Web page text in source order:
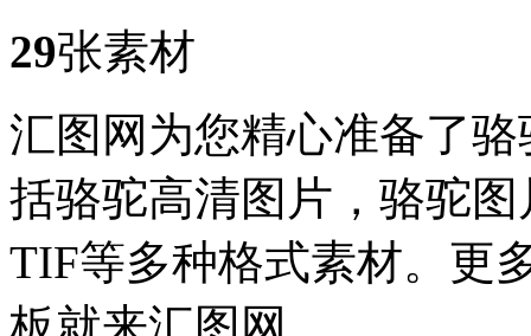
29张素材
汇图网为您精心准备了
括骆驼高清图片，骆驼
TIF等多种格式素材。更
板就来汇图网。